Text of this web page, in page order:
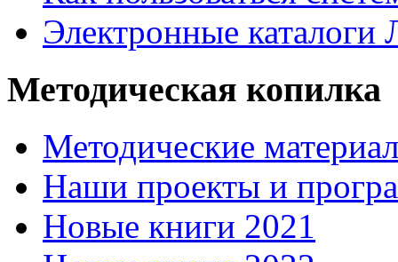
Электронные
Методическая копилка
Методические
Наши проекты и
Новые книги 2021